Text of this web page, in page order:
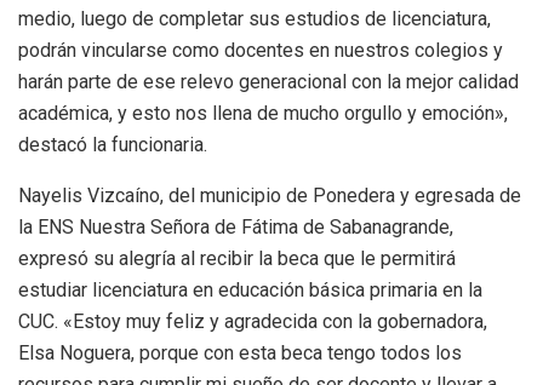
medio, luego de completar sus estudios de licenciatura,
podrán vincularse como docentes en nuestros colegios y
harán parte de ese relevo generacional con la mejor calidad
académica, y esto nos llena de mucho orgullo y emoción»,
destacó la funcionaria.
Nayelis Vizcaíno, del municipio de Ponedera y egresada de
la ENS Nuestra Señora de Fátima de Sabanagrande,
expresó su alegría al recibir la beca que le permitirá
estudiar licenciatura en educación básica primaria en la
CUC. «Estoy muy feliz y agradecida con la gobernadora,
Elsa Noguera, porque con esta beca tengo todos los